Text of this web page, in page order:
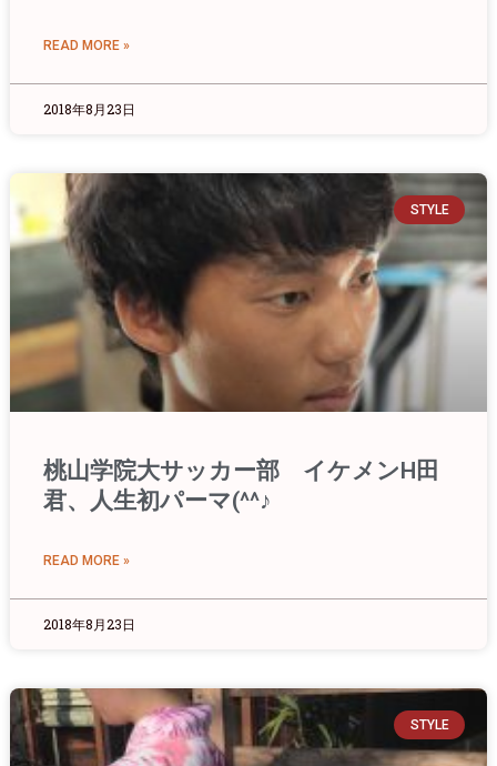
READ MORE »
2018年8月23日
STYLE
桃山学院大サッカー部 イケメンH田
君、人生初パーマ(^^♪
READ MORE »
2018年8月23日
STYLE